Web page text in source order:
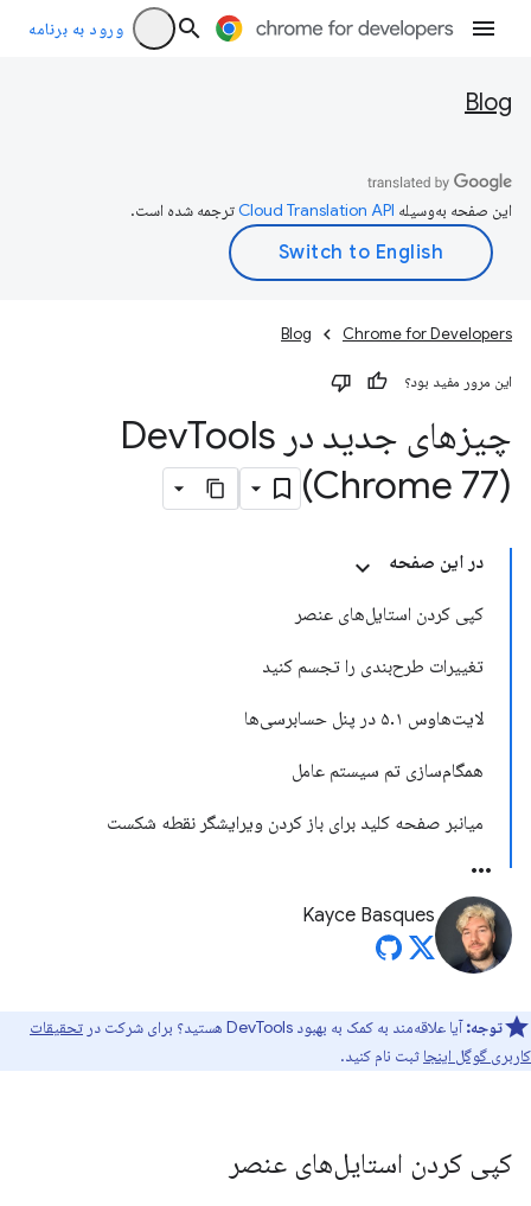
ورود به برنامه
Blog
این صفحه به‌وسیله ترجمه شده است.
Chrome for Developers
Blog
این مرور مفید بود؟
چیزهای جدید در Dev Tools
(Chrome 77)
در این صفحه
کپی کردن استایل‌های عنصر
تغییرات طرح‌بندی را تجسم کنید
لایت‌هاوس ۵.۱ در پنل حسابرسی‌ها
همگام‌سازی تم سیستم عامل
میانبر صفحه کلید برای باز کردن ویرایشگر نقطه شکست
Kayce Basques
توجه:آیا علاقه‌مند به کمک به بهبود DevTools هستید؟ برای شرکت در
تحقیقات
کاربری گوگل اینجا ثبت نام کنید.
کپی کردن استایل‌های عنصر